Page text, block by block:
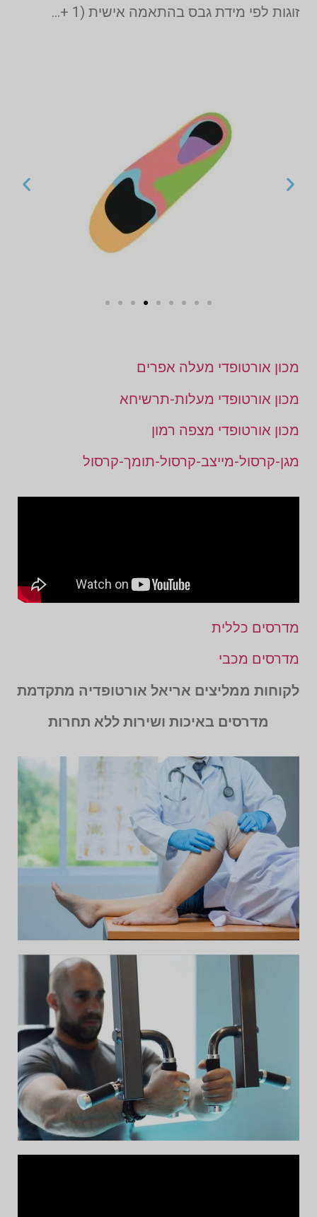
זוגות לפי מידת גבס בהתאמה אישית (1 +…
מכון אורטופדי מעלה אפרים
מכון אורטופדי מעלות-תרשיחא
מכון אורטופדי מצפה רמון
מגן-קרסול-מייצב-קרסול-תומך-קרסול
מדרסים כללית
מדרסים מכבי
לקוחות ממליצים אריאל אורטופדיה מתקדמת
מדרסים באיכות ושירות ללא תחרות